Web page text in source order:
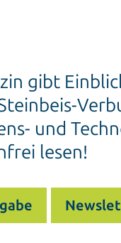
gibt
und
lesen!